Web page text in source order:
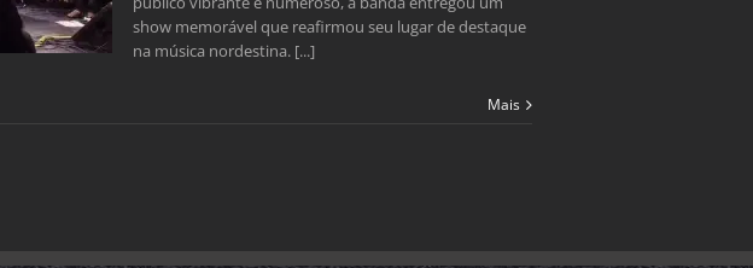
show memorável que reafirmou seu lugar de destaque
na música nordestina. [...]
Mais